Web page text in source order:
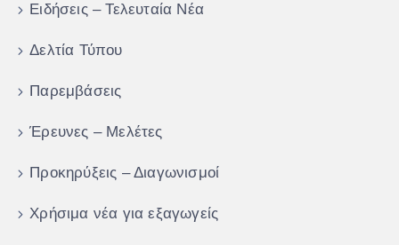
Ειδήσεις – Τελευταία Νέα
Δελτία Τύπου
Παρεμβάσεις
Έρευνες – Μελέτες
Προκηρύξεις – Διαγωνισμοί
Χρήσιμα νέα για εξαγωγείς